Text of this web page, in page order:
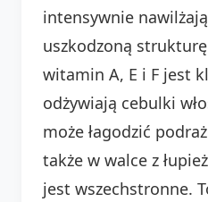
intensywnie
uszkodzoną
witamin A, E i F jest
odżywiają cebulki
może łagodzić
także w walce z
jest wszechstronne.